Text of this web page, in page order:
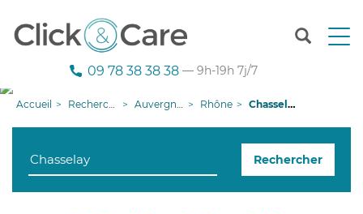
T
n
g
09 78 38 38 38 — 9h-19h 7j/7
Accueil Recherche aide à domicile Auvergne-Rhône-Alpes Rhône Chasselay
Rechercher